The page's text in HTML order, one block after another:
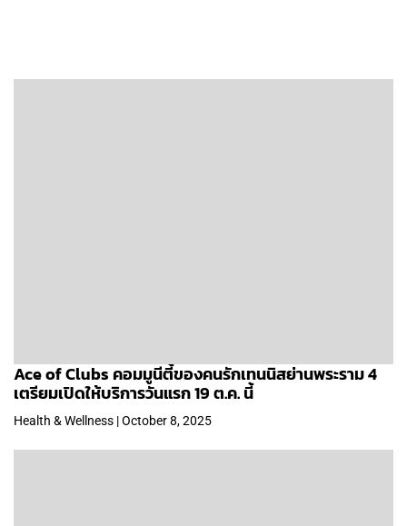
Ace of Clubs คอมมูนีตี้ของคนรักเทนนิสย่านพระราม 4
เตรียมเปิดให้บริการวันแรก 19 ต.ค. นี้
Health & Wellness | October 8, 2025